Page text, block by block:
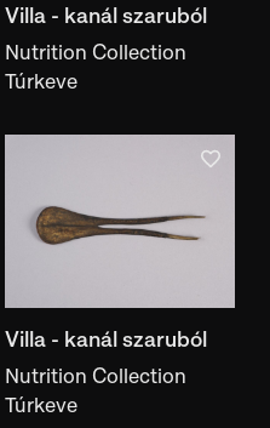
Villa - kanál szaruból
Nutrition Collection
Túrkeve
Villa - kanál szaruból
Nutrition Collection
Túrkeve